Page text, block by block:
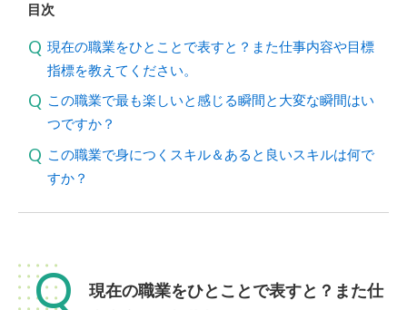
目次
現在の職業をひとことで表すと？また仕事内容や目標
指標を教えてください。
この職業で最も楽しいと感じる瞬間と大変な瞬間はい
つですか？
この職業で身につくスキル＆あると良いスキルは何で
すか？
Q
現在の職業をひとことで表すと？また仕